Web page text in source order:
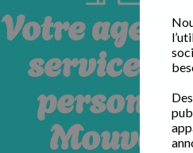
Votre
services à
personne